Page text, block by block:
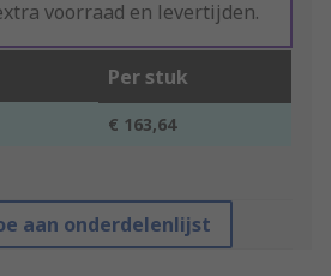
voorraad en levertijden.
Per stuk
€ 163,64
aan onderdelenlijst